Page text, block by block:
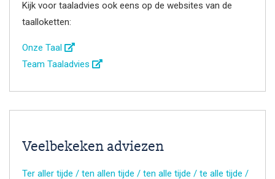
Kijk voor taaladvies ook eens op de websites van de
taalloketten:
Onze Taal
Team Taaladvies
Veelbekeken adviezen
Ter aller tijde / ten allen tijde / ten alle tijde / te alle tijde /